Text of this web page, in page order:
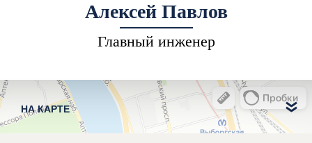
Алексей Павлов
Главный инженер
НА КАРТЕ